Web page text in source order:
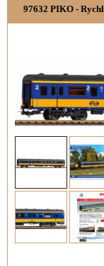
97632 PIKO -